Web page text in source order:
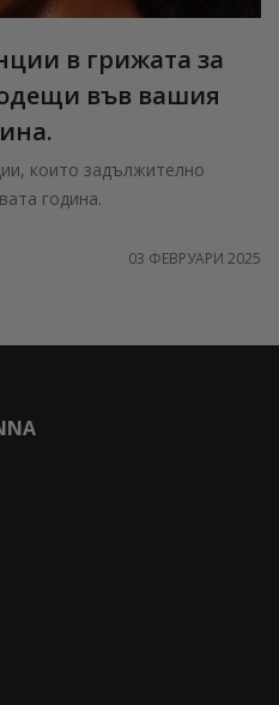
в грижата за
във вашия
които задължително
година.
03 ФЕВРУАРИ 2025